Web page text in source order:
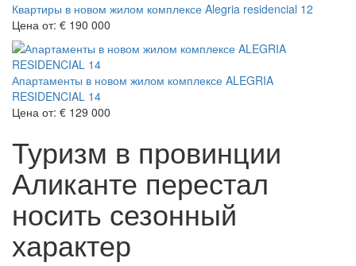
Квартиры в новом жилом комплексе Alegria residencial 12
Цена от: € 190 000
Апартаменты в новом жилом комплексе ALEGRIA
RESIDENCIAL 14
Цена от: € 129 000
Туризм в провинции
Аликанте перестал
носить сезонный
характер